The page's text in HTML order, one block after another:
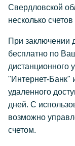
Свердловской
несколько
При заключении
бесплатно по
дистанционного
"Интернет-Банк"
удаленного
дней. С
возможно
счетом.